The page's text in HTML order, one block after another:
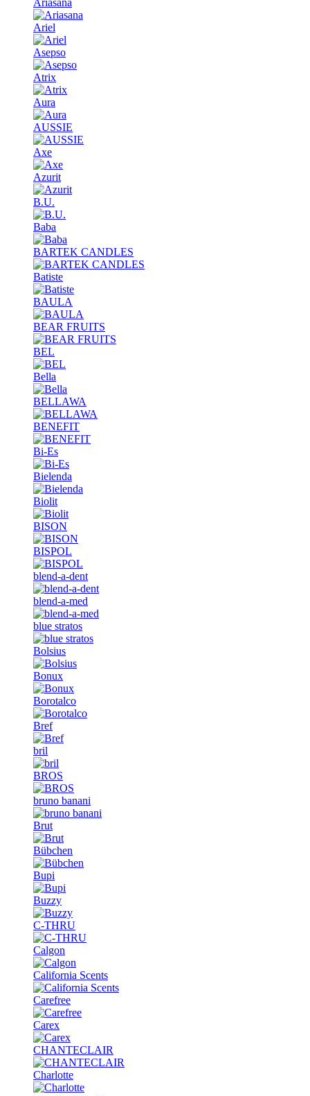
Ariasana
Ariel
Asepso
Atrix
Aura
AUSSIE
Axe
Azurit
B.U.
Baba
BARTEK CANDLES
Batiste
BAULA
BEAR FRUITS
BEL
Bella
BELLAWA
BENEFIT
Bi-Es
Bielenda
Biolit
BISON
BISPOL
blend-a-dent
blend-a-med
blue stratos
Bolsius
Bonux
Borotalco
Bref
bril
BROS
bruno banani
Brut
Bübchen
Bupi
Buzzy
C-THRU
Calgon
California Scents
Carefree
Carex
CHANTECLAIR
Charlotte